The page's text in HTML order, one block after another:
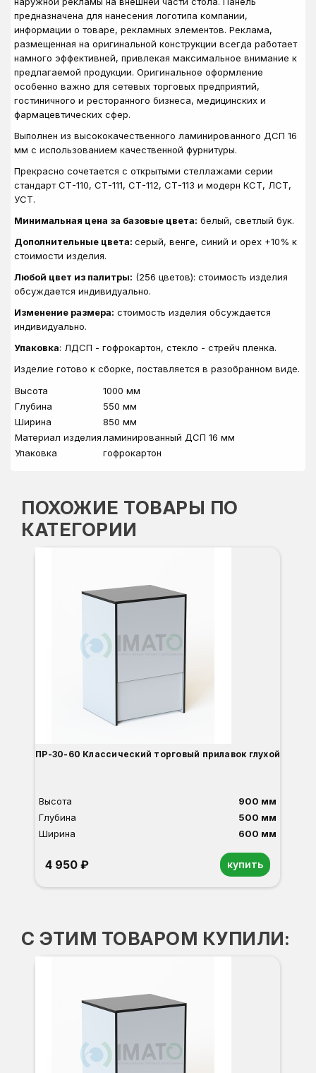
предназначена для нанесения логотипа компании,
информации о товаре, рекламных элементов. Реклама,
размещенная на оригинальной конструкции всегда работает
намного эффективней, привлекая максимальное внимание к
предлагаемой продукции. Оригинальное оформление
особенно важно для сетевых торговых предприятий,
гостиничного и ресторанного бизнеса, медицинских и
фармацевтических сфер.
Выполнен из высококачественного ламинированного ДСП 16
мм с использованием качественной фурнитуры.
Прекрасно сочетается с открытыми стеллажами серии
стандарт СТ-110, СТ-111, СТ-112, СТ-113 и модерн КСТ, ЛСТ,
УСТ.
Минимальная цена за базовые цвета: белый, светлый бук.
Дополнительные цвета: серый, венге, синий и орех +10% к
стоимости изделия.
Любой цвет из палитры: (256 цветов): стоимость изделия
обсуждается индивидуально.
Изменение размера: стоимость изделия обсуждается
индивидуально.
Упаковка: ЛДСП - гофрокартон, стекло - стрейч пленка.
Изделие готово к сборке, поставляется в разобранном виде.
Высота
1000 мм
Глубина
550 мм
Ширина
850 мм
Материал изделия ламинированный ДСП 16 мм
Упаковка
гофрокартон
ПОХОЖИЕ ТОВАРЫ ПО
КАТЕГОРИИ
ПР-30-60 Классический торговый прилавок глухой
Высота
900 мм
Глубина
500 мм
Ширина
600 мм
4 950 ₽ купить
С ЭТИМ ТОВАРОМ КУПИЛИ: